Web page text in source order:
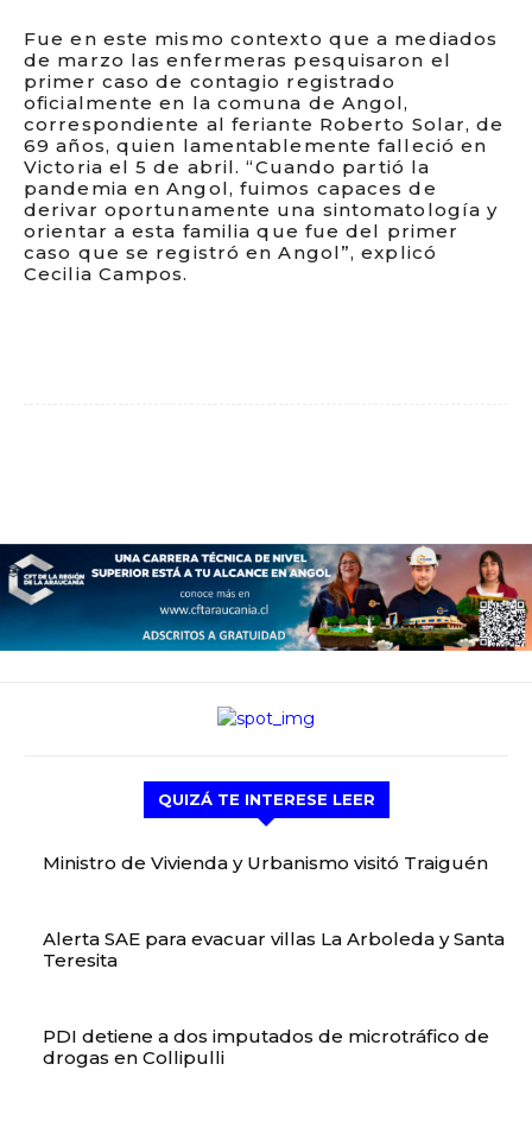
Fue en este mismo contexto que a mediados
de marzo las enfermeras pesquisaron el
primer caso de contagio registrado
oficialmente en la comuna de Angol,
correspondiente al feriante Roberto Solar, de
69 años, quien lamentablemente falleció en
Victoria el 5 de abril. “Cuando partió la
pandemia en Angol, fuimos capaces de
derivar oportunamente una sintomatología y
orientar a esta familia que fue del primer
caso que se registró en Angol”, explicó
Cecilia Campos.
QUIZÁ TE INTERESE LEER
Ministro de Vivienda y Urbanismo visitó Traiguén
Alerta SAE para evacuar villas La Arboleda y Santa
Teresita
PDI detiene a dos imputados de microtráfico de
drogas en Collipulli